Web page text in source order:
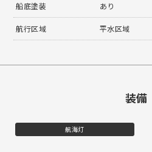
船底塗装 あり
航行区域 平水区域
装備
航海灯